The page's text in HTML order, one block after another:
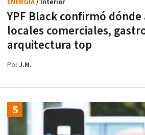
YPF Black confirmó dónde
locales comerciales,
arquitectura top
ENERGÍA/ Interior
PorJ.M.